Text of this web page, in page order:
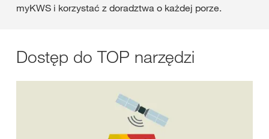
myKWS i korzystać z doradztwa o każdej porze.
Dostęp do TOP narzędzi